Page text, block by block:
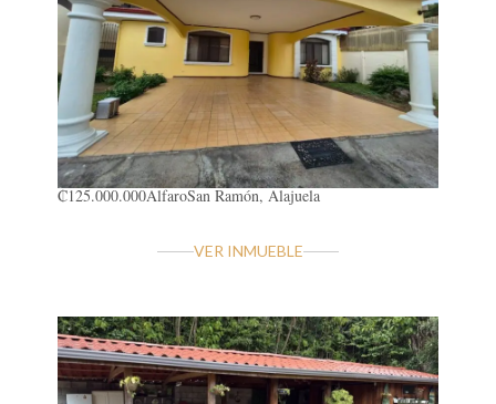
₡125.000.000AlfaroSan Ramón, Alajuela
VER INMUEBLE